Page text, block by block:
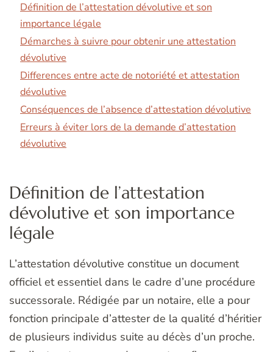
Définition de l’attestation dévolutive et son
importance légale
Démarches à suivre pour obtenir une attestation
dévolutive
Differences entre acte de notoriété et attestation
dévolutive
Conséquences de l’absence d’attestation dévolutive
Erreurs à éviter lors de la demande d’attestation
dévolutive
Définition de l’attestation
dévolutive et son importance
légale
L’attestation dévolutive constitue un document
officiel et essentiel dans le cadre d’une procédure
successorale. Rédigée par un notaire, elle a pour
fonction principale d’attester de la qualité d’héritier
de plusieurs individus suite au décès d’un proche.